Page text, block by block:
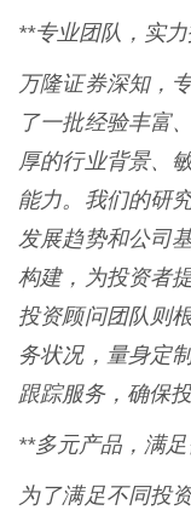
**专业团队，实
万隆证券深知，
了一批经验丰富
厚的行业背景、
能力。我们的研
发展趋势和公司
构建，为投资者
投资顾问团队则
务状况，量身定
跟踪服务，确保
**多元产品，满
为了满足不同投